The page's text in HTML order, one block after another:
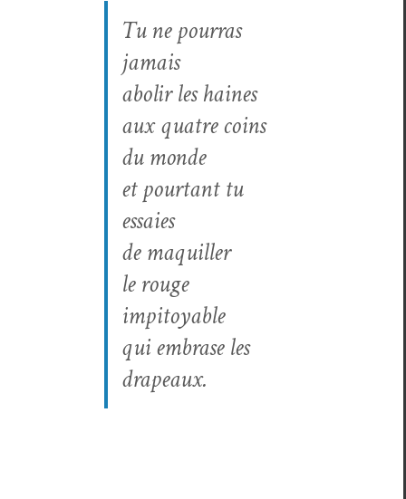
Tu ne pour­ras
jamais
abolir les haines
aux qua­tre coins
du monde
et pour­tant tu
essaies
de maquiller
le rouge
impitoyable
qui embrase les
drapeaux.